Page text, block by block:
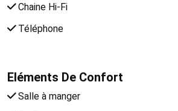
Chaine Hi-Fi
Téléphone
Eléments De Confort
Salle à manger